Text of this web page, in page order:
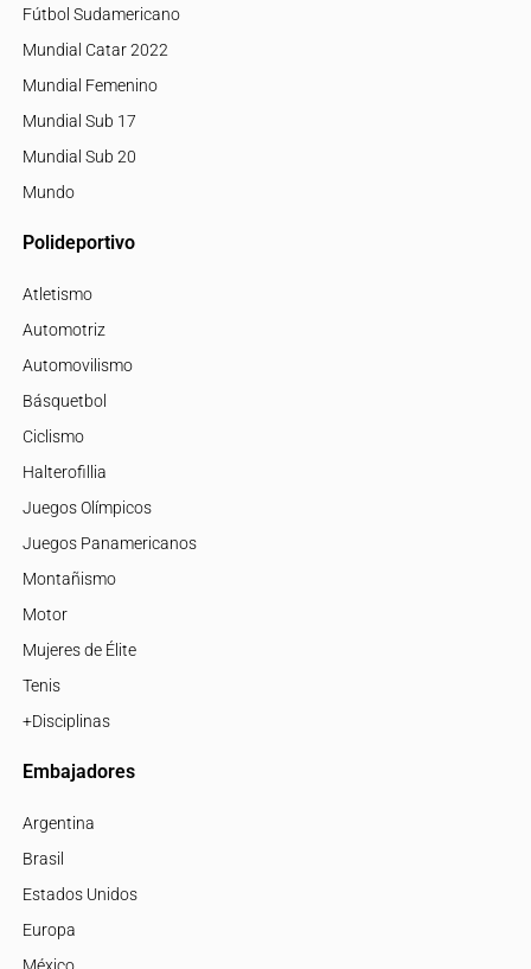
Fútbol Sudamericano
Mundial Catar 2022
Mundial Femenino
Mundial Sub 17
Mundial Sub 20
Mundo
Polideportivo
Atletismo
Automotriz
Automovilismo
Básquetbol
Ciclismo
Halterofillia
Juegos Olímpicos
Juegos Panamericanos
Montañismo
Motor
Mujeres de Élite
Tenis
+Disciplinas
Embajadores
Argentina
Brasil
Estados Unidos
Europa
México